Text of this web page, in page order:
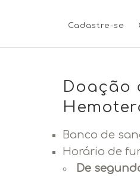
Cadastre-se
Doação
Banco de
Horário de
De